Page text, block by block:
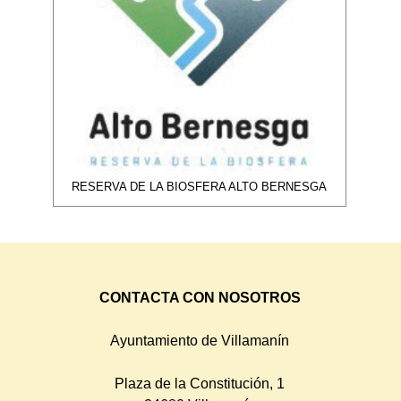
RESERVA DE LA BIOSFERA ALTO BERNESGA
CONTACTA CON NOSOTROS
Ayuntamiento de Villamanín
Plaza de la Constitución, 1